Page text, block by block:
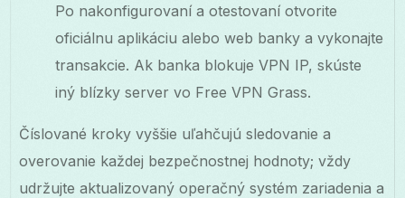
Po nakonfigurovaní a otestovaní otvorite
oficiálnu aplikáciu alebo web banky a vykonajte
transakcie. Ak banka blokuje VPN IP, skúste
iný blízky server vo Free VPN Grass.
Číslované kroky vyššie uľahčujú sledovanie a
overovanie každej bezpečnostnej hodnoty; vždy
udržujte aktualizovaný operačný systém zariadenia a